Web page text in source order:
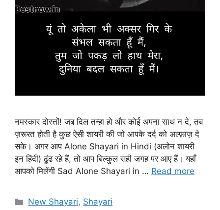
नमस्कार दोस्तों! जब दिल तन्हा हो और कोई अपना साथ न दे, तब
ज़रूरत होती है कुछ ऐसी शायरी की जो आपके दर्द को अल्फ़ाज़ दे
सके। अगर आप Alone Shayari in Hindi (अलोन शायरी
इन हिंदी) ढूंढ रहे हैं, तो आप बिल्कुल सही जगह पर आए हैं। यहाँ
आपको मिलेंगी Sad Alone Shayari in … Read more
Categories
New Shayari, Shayari